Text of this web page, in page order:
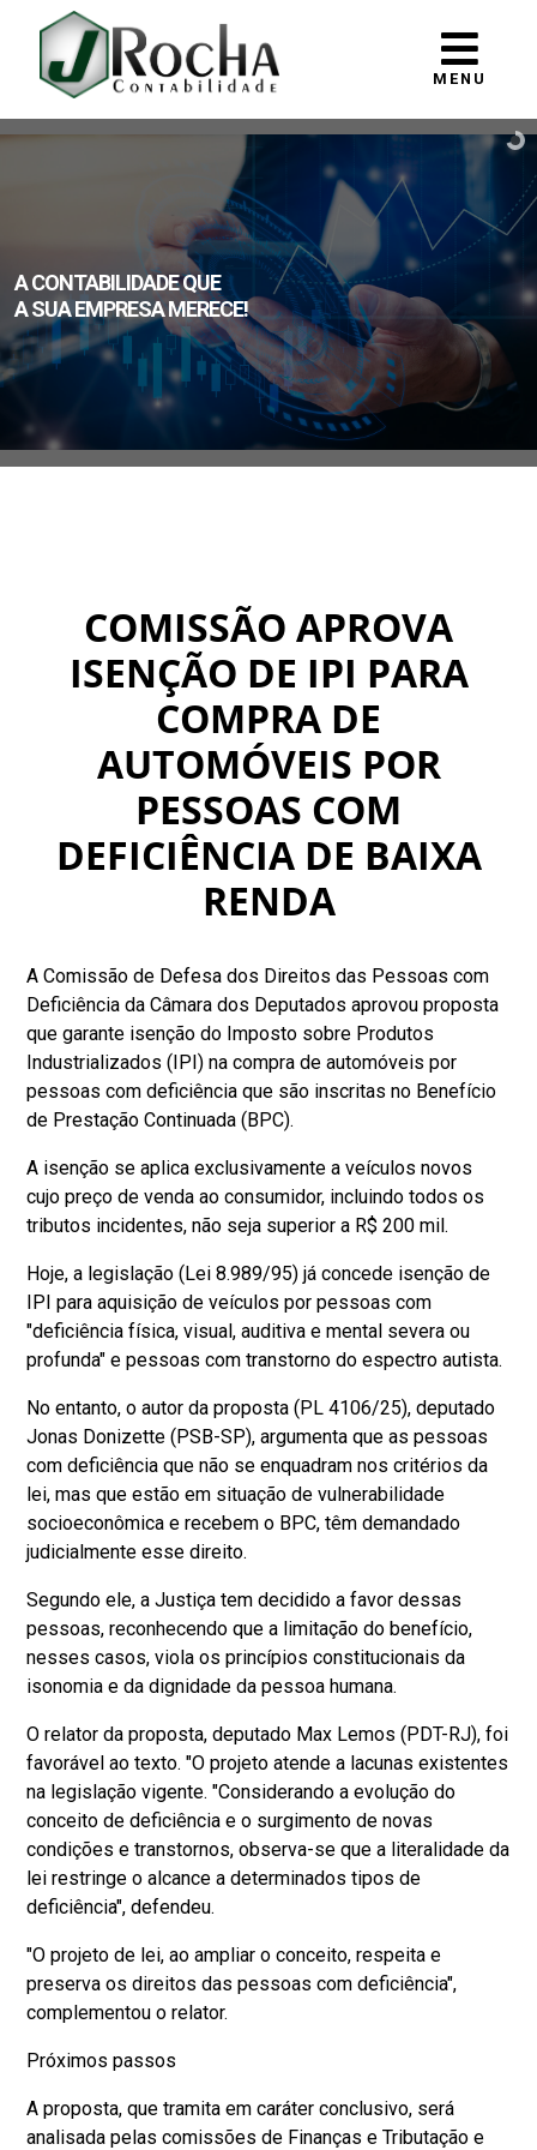
MENU
A CONTABILIDADE QUE
A SUA EMPRESA MERECE!
COMISSÃO APROVA
ISENÇÃO DE IPI PARA
COMPRA DE
AUTOMÓVEIS POR
PESSOAS COM
DEFICIÊNCIA DE BAIXA
RENDA
A Comissão de Defesa dos Direitos das Pessoas com
Deficiência da Câmara dos Deputados aprovou proposta
que garante isenção do Imposto sobre Produtos
Industrializados (IPI) na compra de automóveis por
pessoas com deficiência que são inscritas no Benefício
de Prestação Continuada (BPC).
A isenção se aplica exclusivamente a veículos novos
cujo preço de venda ao consumidor, incluindo todos os
tributos incidentes, não seja superior a R$ 200 mil.
Hoje, a legislação (Lei 8.989/95) já concede isenção de
IPI para aquisição de veículos por pessoas com
"deficiência física, visual, auditiva e mental severa ou
profunda" e pessoas com transtorno do espectro autista.
No entanto, o autor da proposta (PL 4106/25), deputado
Jonas Donizette (PSB-SP), argumenta que as pessoas
com deficiência que não se enquadram nos critérios da
lei, mas que estão em situação de vulnerabilidade
socioeconômica e recebem o BPC, têm demandado
judicialmente esse direito.
Segundo ele, a Justiça tem decidido a favor dessas
pessoas, reconhecendo que a limitação do benefício,
nesses casos, viola os princípios constitucionais da
isonomia e da dignidade da pessoa humana.
O relator da proposta, deputado Max Lemos (PDT-RJ), foi
favorável ao texto. "O projeto atende a lacunas existentes
na legislação vigente. "Considerando a evolução do
conceito de deficiência e o surgimento de novas
condições e transtornos, observa-se que a literalidade da
lei restringe o alcance a determinados tipos de
deficiência", defendeu.
"O projeto de lei, ao ampliar o conceito, respeita e
preserva os direitos das pessoas com deficiência",
complementou o relator.
Próximos passos
A proposta, que tramita em caráter conclusivo, será
analisada pelas comissões de Finanças e Tributação e